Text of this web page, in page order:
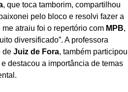
, que toca tamborim, compartilhou
pelo bloco e resolvi fazer a
atraiu foi o repertório com MPB,
diversificado”. A professora
de Juiz de Fora, também participou
destacou a importância de temas